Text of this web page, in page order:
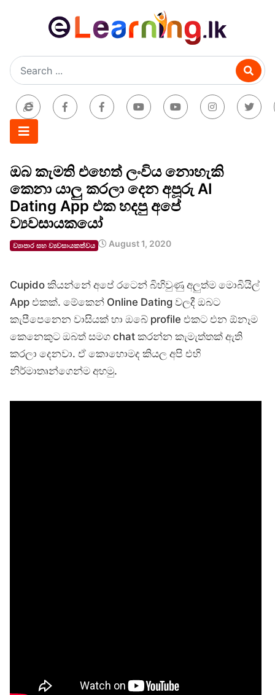
ඔබ කැමති එහෙත් ලංවිය නොහැකි
කෙනා යාලු කරලා දෙන අපූරු AI
Dating App එක හදපු අපේ
ව්‍යවසායකයෝ
ව්‍යාපාර සහ ව්‍යවසායකත්වය August 1, 2020
Cupido කියන්නේ අපේ රටෙන් බිහිවුණු අලුත්ම මොබියිල්
App එකක්. මේකෙන් Online Dating වලදී ඔබට
කැපීපෙනෙන වාසියක් හා ඔබේ profile එකට එන ඕනෑම
කෙනෙකුට ඔබත් සමග chat කරන්න කැමැත්තක් ඇති
කරලා දෙනවා. ඒ කොහොමද කියල අපි එහි
නිර්මාතෘන්ගෙන්ම අහමු.